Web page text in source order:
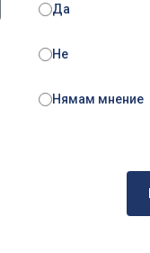
Да
Не
Нямам мнение